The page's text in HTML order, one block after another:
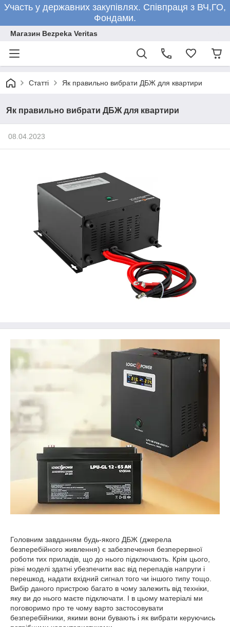
Участь у державних закупівлях. Співпраця з ВЧ,ГО,
Фондами.
Магазин Bezpeka Veritas
Статті Як правильно вибрати ДБЖ для квартири
Як правильно вибрати ДБЖ для квартири
08.04.2023
Головним завданням будь-якого ДБЖ (джерела
безперебійного живлення) є забезпечення безперервної
роботи тих приладів, що до нього підключають. Крім цього,
різні моделі здатні убезпечити вас від перепадів напруги і
перешкод, надати вхідний сигнал того чи іншого типу тощо.
Вибір даного пристрою багато в чому залежить від техніки,
яку ви до нього маєте підключати. І в цьому матеріалі ми
поговоримо про те чому варто застосовувати
безперебійники, якими вони бувають і як вибрати керуючись